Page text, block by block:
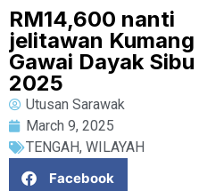
RM14,600 nanti
jelitawan Kumang
Gawai Dayak Sibu
2025
Utusan Sarawak
March 9, 2025
TENGAH, WILAYAH
Facebook